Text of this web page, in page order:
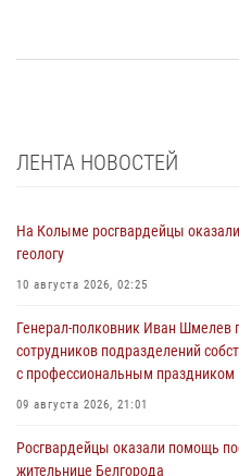
ЛЕНТА НОВОСТЕЙ
На Колыме росгвардейцы
геологу
10 августа 2026, 02:25
Генерал-полковник Иван Шмелев
сотрудников подразделений
с профессиональным праздником
09 августа 2026, 21:01
Росгвардейцы оказали помощь
жительнице Белгорода